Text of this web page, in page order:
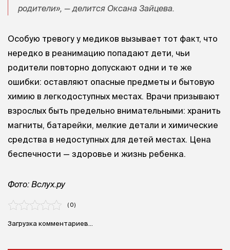
родители», — делится Оксана Зайцева.
Особую тревогу у медиков вызывает тот факт, что
нередко в реанимацию попадают дети, чьи
родители повторно допускают одни и те же
ошибки: оставляют опасные предметы и бытовую
химию в легкодоступных местах. Врачи призывают
взрослых быть предельно внимательными: хранить
магниты, батарейки, мелкие детали и химические
средства в недоступных для детей местах. Цена
беспечности — здоровье и жизнь ребенка.
Фото: Вслух.ру
( 0 )
Загрузка комментариев...